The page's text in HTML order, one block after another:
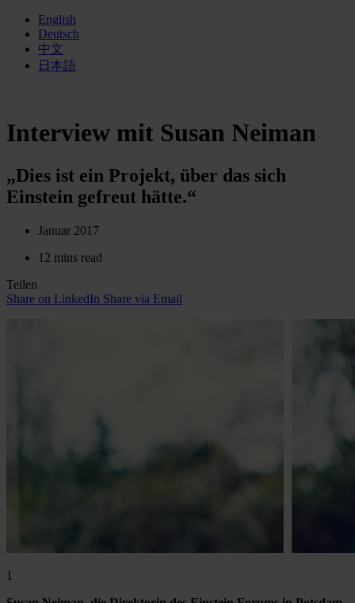
English
Deutsch
中文
日本語
Interview mit Susan Neiman
„Dies ist ein Projekt, über das sich
Einstein gefreut hätte.“
Januar 2017
12 mins read
Teilen
Share on LinkedIn Share via Email
1